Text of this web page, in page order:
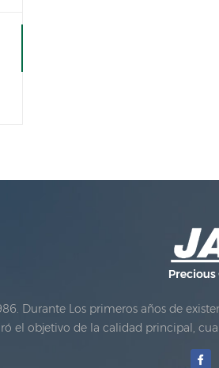
Durante Los primeros años de
el objetivo de la calidad principal,
Jadever Escala Co., Ltd.se